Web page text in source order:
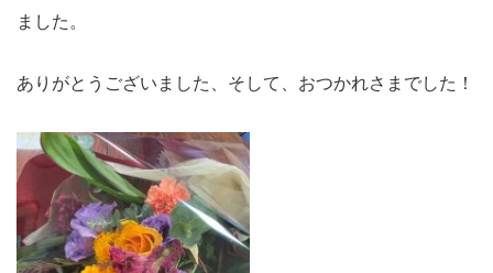
ました。
ありがとうございました、そして、おつかれさまでした！